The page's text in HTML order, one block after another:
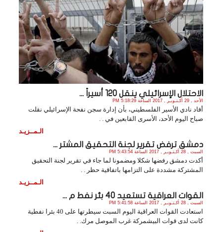
الاحتلال الإسرائيلي ينقل 120 أسيراً ...
الأحد , 29 أكـتـوبـر , 2017 الساعة 5:18:29 PM
أفاد نادي الأسير الفلسطيني، بأن إدارة سجن نفحة الإسرائيلي نقلت
صباح اليوم الأحد، الأسرى القابعين في . .
الـمــزيـد
دمشق ترفض تقرير لجنة التحقيق المشتر ...
السبت , 28 أكـتـوبـر , 2017 الساعة 5:43:54 PM
أكدت دمشق رفضها شكلا ومضمونا لما جاء في تقرير لجنة التحقيق
المشتركة مشددة على التزامها باتفاقية حظر . .
الـمــزيـد
القوات العراقية تستعيد 40 بئر نفط م ...
السبت , 28 أكـتـوبـر , 2017 الساعة 5:41:58 PM
استعادت القوات العراقية اليوم السبت سيطرتها على 40 بئرا نفطية
كانت لدى قوات البيشمركة غرب الموصل مرك. .